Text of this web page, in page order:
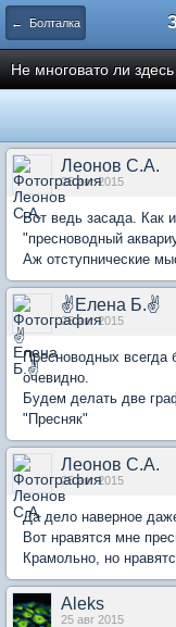
← Болталка
Не многовато ли
Леонов С.А.
25 авг 2015
Вот ведь засада. Как
"пресноводный
Аж отступнические
✌Елена Б.✌
25 авг 2015
Пресноводных всегда
очевидно.
Будем делать две
"Пресняк"
Леонов С.А.
25 авг 2015
Да дело наверное
Вот нравятся мне
Крамольно, но
Aleks
25 авг 2015